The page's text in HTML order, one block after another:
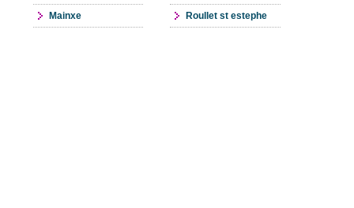
Mainxe Roullet st estephe